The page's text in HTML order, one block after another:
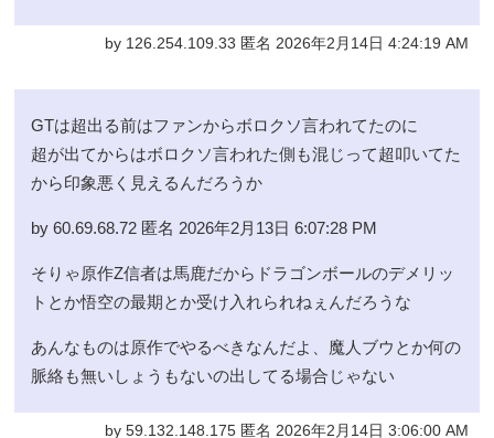
by 126.254.109.33 匿名 2026年2月14日 4:24:19 AM
GTは超出る前はファンからボロクソ言われてたのに
超が出てからはボロクソ言われた側も混じって超叩いてた
から印象悪く見えるんだろうか
by 60.69.68.72 匿名 2026年2月13日 6:07:28 PM
そりゃ原作Z信者は馬鹿だからドラゴンボールのデメリッ
トとか悟空の最期とか受け入れられねぇんだろうな
あんなものは原作でやるべきなんだよ、魔人ブウとか何の
脈絡も無いしょうもないの出してる場合じゃない
by 59.132.148.175 匿名 2026年2月14日 3:06:00 AM